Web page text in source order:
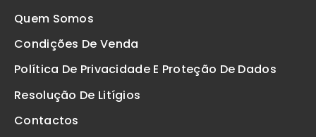
Quem Somos
Condições De Venda
Política De Privacidade E Proteção De Dados
Resolução De Litígios
Contactos